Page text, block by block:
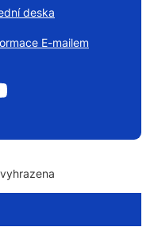
deska
E-mailem